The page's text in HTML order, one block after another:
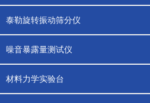
泰勒旋转振动筛分仪
噪音暴露量测试仪
材料力学实验台